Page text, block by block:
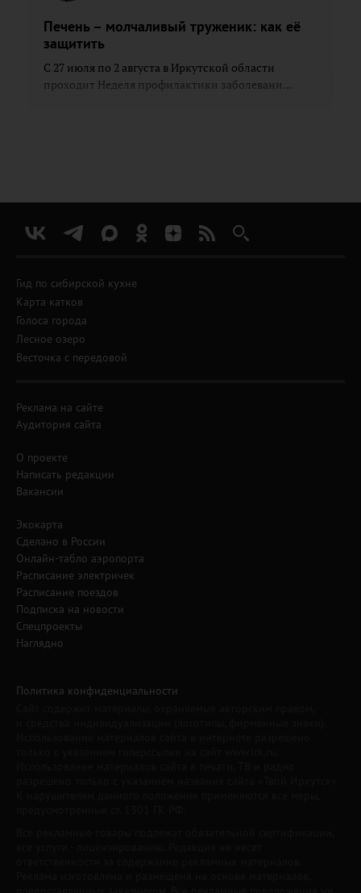
Печень – молчаливый труженик: как её
защитить
С 27 июля по 2 августа в Иркутской области
проходит Неделя профилактики заболевани...
Гид по сибирской кухне
Карта катков
Голоса города
Лесное озеро
Весточка с передовой
Реклама на сайте
Аудитория сайта
О проекте
Написать редакции
Вакансии
Экокарта
Сделано в России
Онлайн-табло аэропорта
Расписание электричек
Расписание поездов
Подписка на новости
Спецпроекты
Наглядно
Политика конфиденциальности